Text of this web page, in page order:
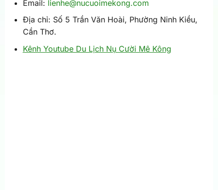
Email: lienhe@nucuoimekong.com
Địa chỉ: Số 5 Trần Văn Hoài, Phường Ninh Kiều,
Cần Thơ.
Kênh Youtube Du Lịch Nụ Cười Mê Kông